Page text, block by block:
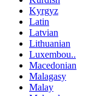
Kyrgyz
Latin
Latvian
Lithuanian
Luxembou..
Macedonian
Malagasy
Malay